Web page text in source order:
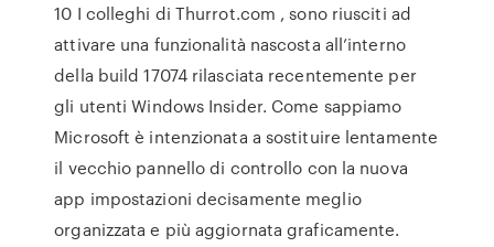
10 I colleghi di Thurrot.com , sono riusciti ad
attivare una funzionalità nascosta all’interno
della build 17074 rilasciata recentemente per
gli utenti Windows Insider. Come sappiamo
Microsoft è intenzionata a sostituire lentamente
il vecchio pannello di controllo con la nuova
app impostazioni decisamente meglio
organizzata e più aggiornata graficamente.